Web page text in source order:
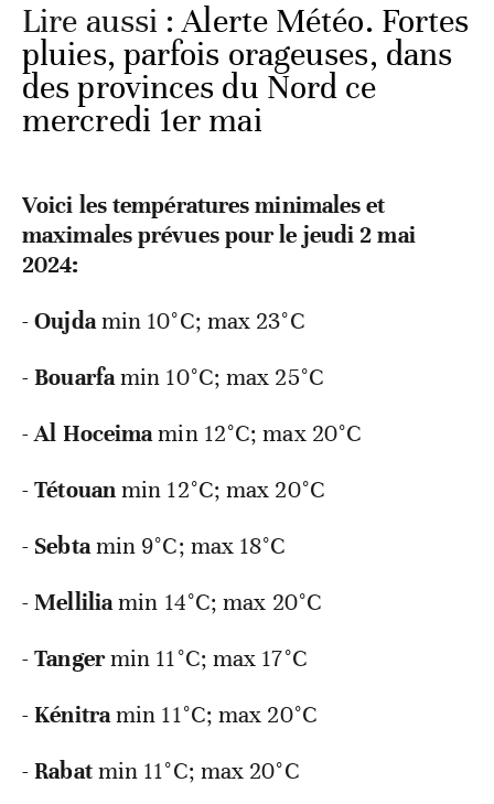
Lire aussi :Alerte Météo. Fortes
pluies, parfois orageuses, dans
des provinces du Nord ce
mercredi 1er mai
Voici les températures minimales et
maximales prévues pour le jeudi 2 mai
2024:
-Oujdamin 10°C; max 23°C
-Bouarfamin 10°C; max 25°C
-Al Hoceimamin 12°C; max 20°C
-Tétouanmin 12°C; max 20°C
- Sebtamin 9°C; max 18°C
-Melliliamin 14°C; max 20°C
-Tangermin 11°C; max 17°C
-Kénitramin 11°C; max 20°C
-Rabatmin 11°C; max 20°C